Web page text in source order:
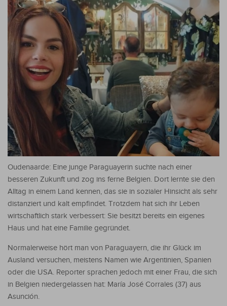
Oudenaarde: Eine junge Paraguayerin suchte nach einer
besseren Zukunft und zog ins ferne Belgien. Dort lernte sie den
Alltag in einem Land kennen, das sie in sozialer Hinsicht als sehr
distanziert und kalt empfindet. Trotzdem hat sich ihr Leben
wirtschaftlich stark verbessert: Sie besitzt bereits ein eigenes
Haus und hat eine Familie gegründet.
Normalerweise hört man von Paraguayern, die ihr Glück im
Ausland versuchen, meistens Namen wie Argentinien, Spanien
oder die USA. Reporter sprachen jedoch mit einer Frau, die sich
in Belgien niedergelassen hat: María José Corrales (37) aus
Asunción.